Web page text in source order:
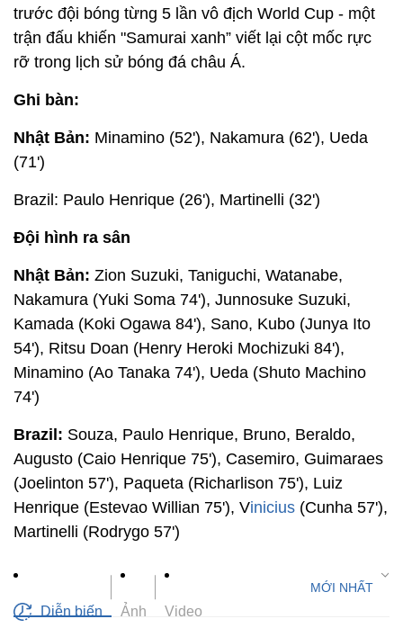
trước đội bóng từng 5 lần vô địch World Cup - một
trận đấu khiến "Samurai xanh” viết lại cột mốc rực
rỡ trong lịch sử bóng đá châu Á.
Ghi bàn:
Nhật Bản: Minamino (52'), Nakamura (62'), Ueda
(71')
Brazil: Paulo Henrique (26'), Martinelli (32')
Đội hình ra sân
Nhật Bản: Zion Suzuki, Taniguchi, Watanabe,
Nakamura (Yuki Soma 74'), Junnosuke Suzuki,
Kamada (Koki Ogawa 84'), Sano, Kubo (Junya Ito
54'), Ritsu Doan (Henry Heroki Mochizuki 84'),
Minamino (Ao Tanaka 74'), Ueda (Shuto Machino
74')
Brazil: Souza, Paulo Henrique, Bruno, Beraldo,
Augusto (Caio Henrique 75'), Casemiro, Guimaraes
(Joelinton 57'), Paqueta (Richarlison 75'), Luiz
Henrique (Estevao Willian 75'), Vinicius (Cunha 57'),
Martinelli (Rodrygo 57')
Diễn biến Ảnh Video